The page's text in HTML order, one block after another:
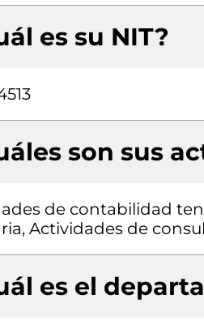
es su NIT?
son sus
de contabilidad
Actividades de
es el